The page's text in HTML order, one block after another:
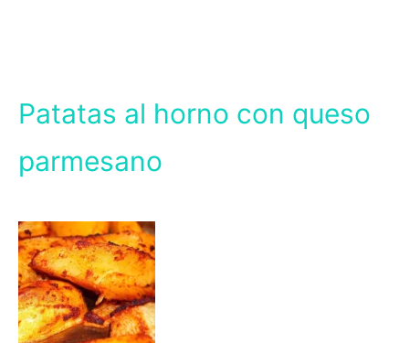
Patatas al horno con queso
parmesano